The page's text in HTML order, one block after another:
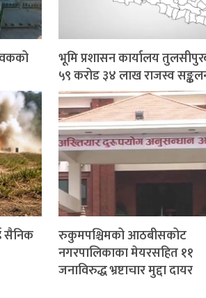
भूमि प्रशासन कार्यालय
५९ करोड ३४ लाख राजस्व
सैनिक
रुकुमपश्चिमको आठबीसकोट
नगरपालिकाका मेयरसहित ११
जनाविरुद्ध भ्रष्टाचार मुद्दा दायर